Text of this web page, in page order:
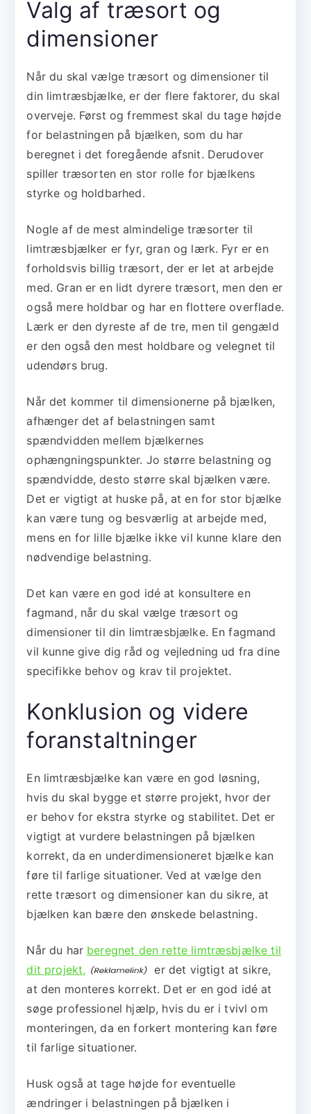
Valg af træsort og
dimensioner
Når du skal vælge træsort og dimensioner til
din limtræsbjælke, er der flere faktorer, du skal
overveje. Først og fremmest skal du tage højde
for belastningen på bjælken, som du har
beregnet i det foregående afsnit. Derudover
spiller træsorten en stor rolle for bjælkens
styrke og holdbarhed.
Nogle af de mest almindelige træsorter til
limtræsbjælker er fyr, gran og lærk. Fyr er en
forholdsvis billig træsort, der er let at arbejde
med. Gran er en lidt dyrere træsort, men den er
også mere holdbar og har en flottere overflade.
Lærk er den dyreste af de tre, men til gengæld
er den også den mest holdbare og velegnet til
udendørs brug.
Når det kommer til dimensionerne på bjælken,
afhænger det af belastningen samt
spændvidden mellem bjælkernes
ophængningspunkter. Jo større belastning og
spændvidde, desto større skal bjælken være.
Det er vigtigt at huske på, at en for stor bjælke
kan være tung og besværlig at arbejde med,
mens en for lille bjælke ikke vil kunne klare den
nødvendige belastning.
Det kan være en god idé at konsultere en
fagmand, når du skal vælge træsort og
dimensioner til din limtræsbjælke. En fagmand
vil kunne give dig råd og vejledning ud fra dine
specifikke behov og krav til projektet.
Konklusion og videre
foranstaltninger
En limtræsbjælke kan være en god løsning,
hvis du skal bygge et større projekt, hvor der
er behov for ekstra styrke og stabilitet. Det er
vigtigt at vurdere belastningen på bjælken
korrekt, da en underdimensioneret bjælke kan
føre til farlige situationer. Ved at vælge den
rette træsort og dimensioner kan du sikre, at
bjælken kan bære den ønskede belastning.
Når du har beregnet den rette limtræsbjælke til
dit projekt,
er det vigtigt at sikre,
at den monteres korrekt. Det er en god idé at
søge professionel hjælp, hvis du er i tvivl om
monteringen, da en forkert montering kan føre
til farlige situationer.
Husk også at tage højde for eventuelle
ændringer i belastningen på bjælken i